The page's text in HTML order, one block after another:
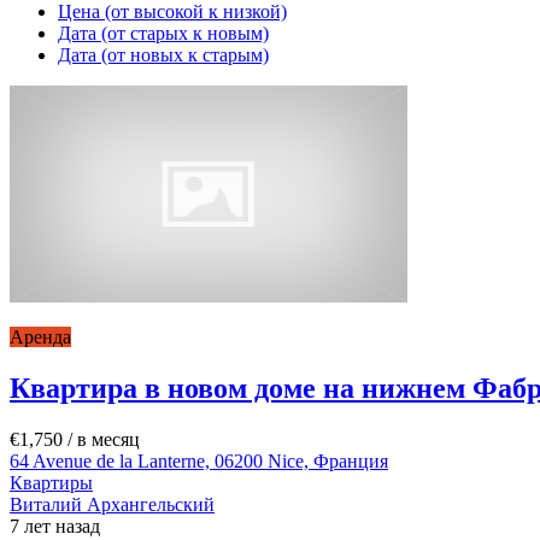
Цена (от высокой к низкой)
Дата (от старых к новым)
Дата (от новых к старым)
Аренда
Квартира в новом доме на нижнем
€1,750 / в месяц
64 Avenue de la Lanterne, 06200 Nice, Франция
Квартиры
Виталий Архангельский
7 лет назад